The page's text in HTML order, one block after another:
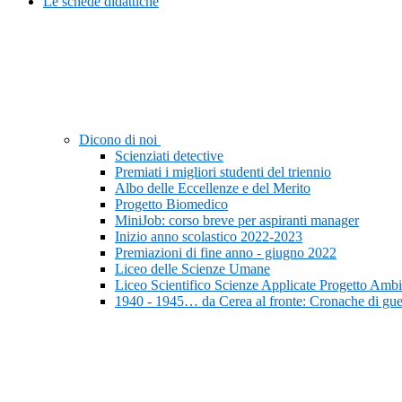
Dicono di noi
Scienziati detective
Premiati i migliori studenti del triennio
Albo delle Eccellenze e del Merito
Progetto Biomedico
MiniJob: corso breve per aspiranti manager
Inizio anno scolastico 2022-2023
Premiazioni di fine anno - giugno 2022
Liceo delle Scienze Umane
Liceo Scientifico Scienze Applicate Progetto
1940 - 1945… da Cerea al fronte: Cronache di